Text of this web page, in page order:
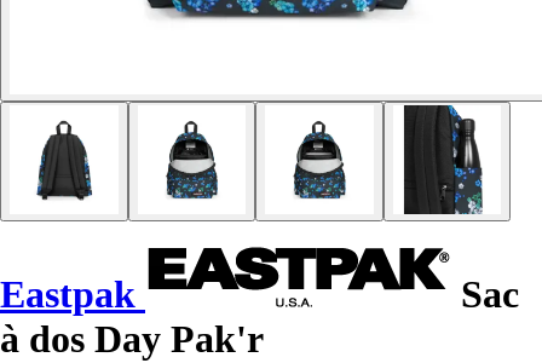
Eastpak
Sac
à dos Day Pak'r